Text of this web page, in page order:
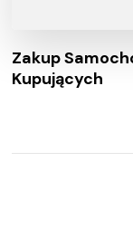
Zakup
Kupujących